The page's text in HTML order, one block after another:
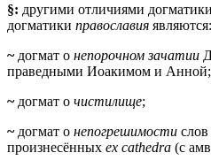
§: другими отличиями догматики
догматики православия являются:
~догмат о непорочном зачатии
праведными Иоакимом и Анной;
~догмат о чистилище;
~догмат о непогрешимости
произнесённых ex cathedra (с